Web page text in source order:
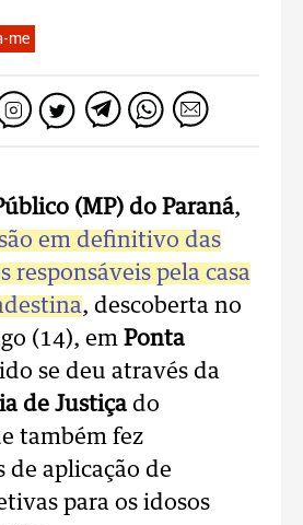
me
(MP) do Paraná,
em definitivo das
responsáveis pela casa
, descoberta no
(14), em Ponta
se deu através da
de Justiça do
também fez
aplicação de
para os idosos